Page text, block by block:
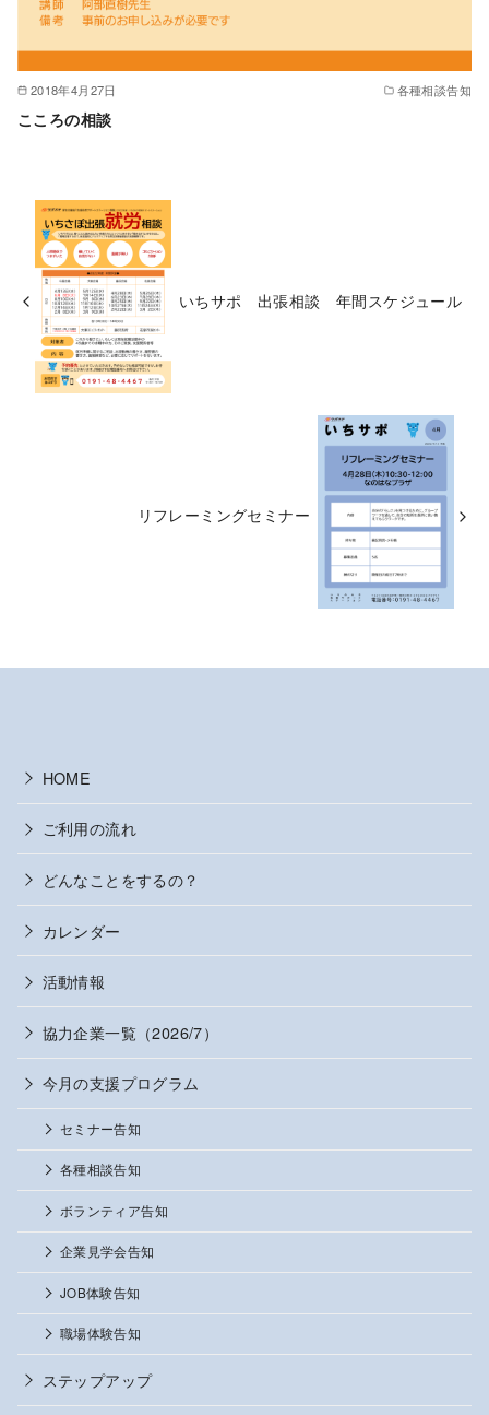
2018年4月27日 各種相談告知
こころの相談
いちサポ 出張相談 年間スケジュール
リフレーミングセミナー
HOME
ご利用の流れ
どんなことをするの？
カレンダー
活動情報
協力企業一覧（2026/7）
今月の支援プログラム
セミナー告知
各種相談告知
ボランティア告知
企業見学会告知
JOB体験告知
職場体験告知
ステップアップ